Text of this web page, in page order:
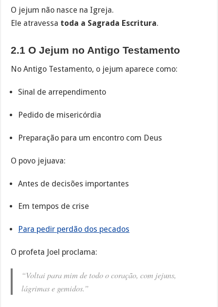
O jejum não nasce na Igreja.
Ele atravessa toda a Sagrada Escritura.
2.1 O Jejum no Antigo Testamento
No Antigo Testamento, o jejum aparece como:
Sinal de arrependimento
Pedido de misericórdia
Preparação para um encontro com Deus
O povo jejuava:
Antes de decisões importantes
Em tempos de crise
Para pedir perdão dos pecados
O profeta Joel proclama:
“Voltai para mim de todo o coração, com jejuns,
lágrimas e gemidos.”